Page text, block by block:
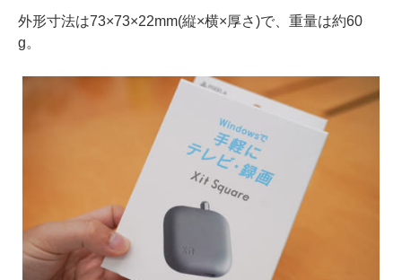
外形寸法は73×73×22mm(縦×横×厚さ)で、重量は約60
g。